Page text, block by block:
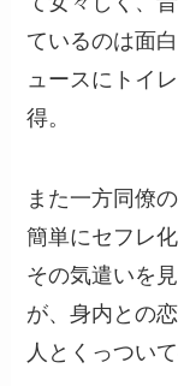
ているのは面
ュースにトイ
得。
また一方同僚
簡単にセフレ
その気遣いを
が、身内との
人とくっつい